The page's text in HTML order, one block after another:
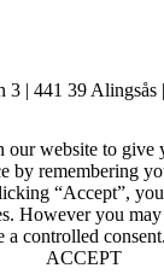
3 | 441 39 Alingsås
our website to give
by remembering
“Accept”,
However you
a controlled consent.
ACCEPT